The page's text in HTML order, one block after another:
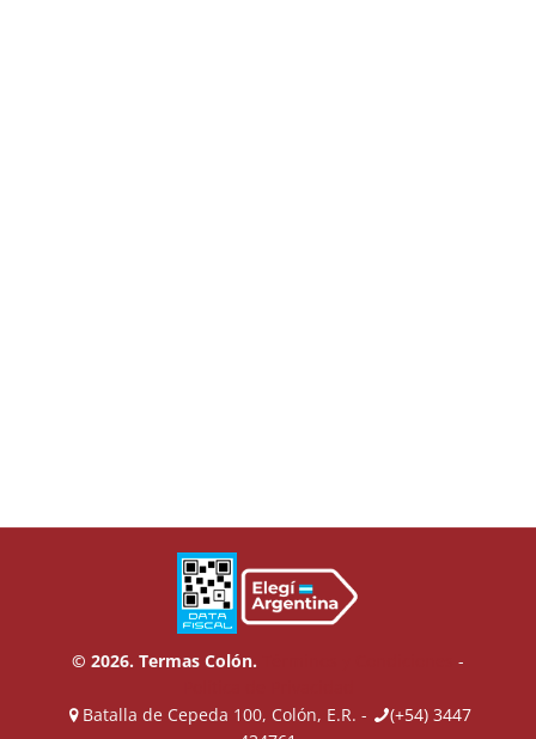
© 2026. Termas Colón.
-
Batalla de Cepeda 100, Colón, E.R. -
(+54) 3447